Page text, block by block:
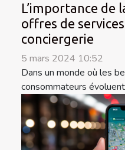
L’importance de
offres de
conciergerie
5 mars 2024 10:52
Dans un monde où les
consommateurs